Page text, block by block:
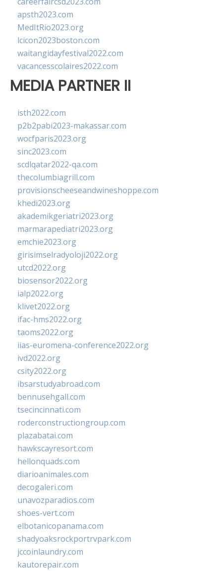
apsth2023.com
MedItRio2023.org
lcicon2023boston.com
waitangidayfestival2022.com
vacancesscolaires2022.com
MEDIA PARTNER II
isth2022.com
p2b2pabi2023-makassar.com
wocfparis2023.org
sinc2023.com
scdlqatar2022-qa.com
thecolumbiagrill.com
provisionscheeseandwineshoppe.com
khedi2023.org
akademikgeriatri2023.org
marmarapediatri2023.org
emchie2023.org
girisimselradyoloji2022.org
utcd2022.org
biosensor2022.org
ialp2022.org
klivet2022.org
ifac-hms2022.org
taoms2022.org
iias-euromena-conference2022.org
ivd2022.org
csity2022.org
ibsarstudyabroad.com
bennusehgall.com
tsecincinnati.com
roderconstructiongroup.com
plazabatai.com
hawkscayresort.com
hellonquads.com
diarioanimales.com
decogaleri.com
unavozparadios.com
shoes-vert.com
elbotanicopanama.com
shadyoaksrockportrvpark.com
jccoinlaundry.com
kautorepair.com